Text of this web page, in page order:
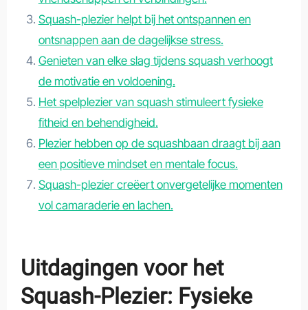
Squash-plezier helpt bij het ontspannen en
ontsnappen aan de dagelijkse stress.
Genieten van elke slag tijdens squash verhoogt
de motivatie en voldoening.
Het spelplezier van squash stimuleert fysieke
fitheid en behendigheid.
Plezier hebben op de squashbaan draagt bij aan
een positieve mindset en mentale focus.
Squash-plezier creëert onvergetelijke momenten
vol camaraderie en lachen.
Uitdagingen voor het
Squash-Plezier: Fysieke